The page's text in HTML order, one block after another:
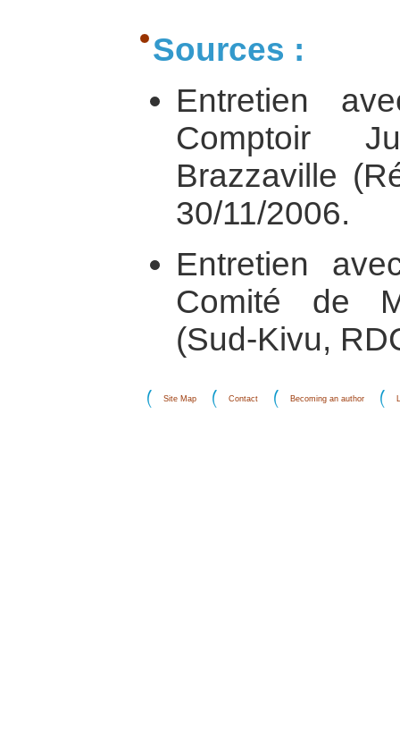
Sources :
Entretien
Comptoir
Brazzaville
30/11/2006.
Entretien
Comité de
(Sud-Kivu,
Site Map Contact Becoming an author